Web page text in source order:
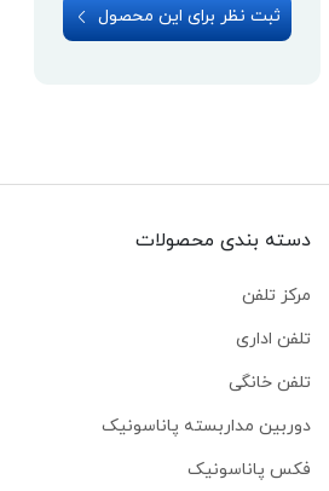
ثبت نظر برای این محصول
دسته بندی محصولات
مرکز تلفن
تلفن اداری
تلفن خانگی
دوربین مداربسته پاناسونیک
فکس پاناسونیک